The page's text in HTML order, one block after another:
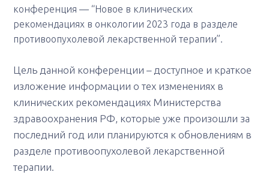
конференция — “Новое в клинических
рекомендациях в онкологии 2023 года в разделе
противоопухолевой лекарственной терапии”.
Цель данной конференции – доступное и краткое
изложение информации о тех изменениях в
клинических рекомендациях Министерства
здравоохранения РФ, которые уже произошли за
последний год или планируются к обновлениям в
разделе противоопухолевой лекарственной
терапии.